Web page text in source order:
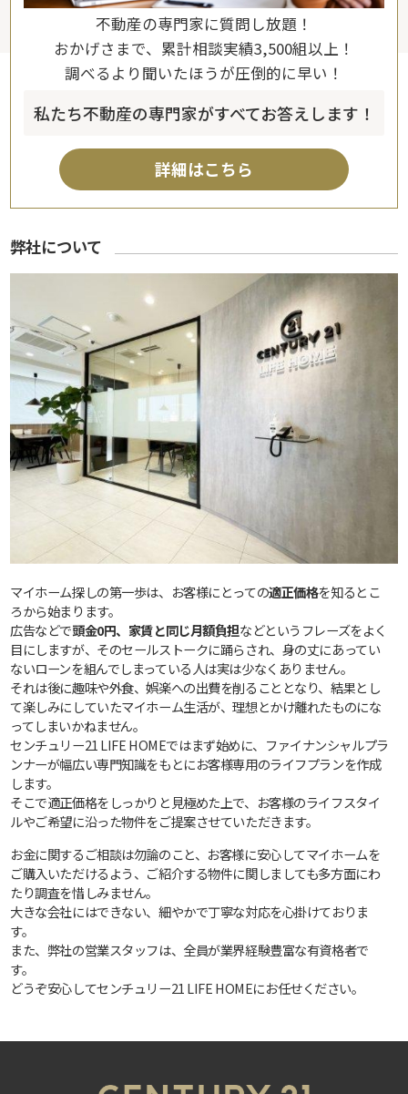
不動産の専門家に質問し放題！
おかげさまで、累計相談実績3,500組以上！
調べるより聞いたほうが圧倒的に早い！
私たち不動産の専門家がすべてお答えします！
詳細はこちら
弊社について
マイホーム探しの第一歩は、お客様にとっての適正価格を知るとこ
ろから始まります。
広告などで頭金0円、家賃と同じ月額負担などというフレーズをよく
目にしますが、そのセールストークに踊らされ、身の丈にあってい
ないローンを組んでしまっている人は実は少なくありません。
それは後に趣味や外食、娯楽への出費を削ることとなり、結果とし
て楽しみにしていたマイホーム生活が、理想とかけ離れたものにな
ってしまいかねません。
センチュリー21 LIFE HOMEではまず始めに、ファイナンシャルプラ
ンナーが幅広い専門知識をもとにお客様専用のライフプランを作成
します。
そこで適正価格をしっかりと見極めた上で、お客様のライフスタイ
ルやご希望に沿った物件をご提案させていただきます。
お金に関するご相談は勿論のこと、お客様に安心してマイホームを
ご購入いただけるよう、ご紹介する物件に関しましても多方面にわ
たり調査を惜しみません。
大きな会社にはできない、細やかで丁寧な対応を心掛けておりま
す。
また、弊社の営業スタッフは、全員が業界経験豊富な有資格者で
す。
どうぞ安心してセンチュリー21 LIFE HOMEにお任せください。